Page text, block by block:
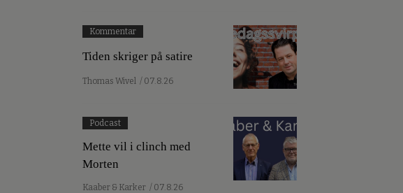
Kommentar
Tiden skriger på satire
Thomas Wivel / 07.8.26
Podcast
Mette vil i clinch med
Morten
Kaaber & Karker / 07.8.26